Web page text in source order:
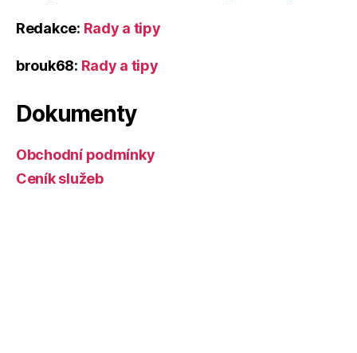
Redakce: Rady a tipy
brouk68: Rady a tipy
Dokumenty
Obchodní podmínky
Ceník služeb